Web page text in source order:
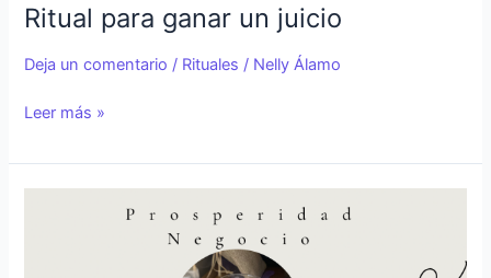
Ritual para ganar un juicio
Deja un comentario / Rituales / Nelly Álamo
Leer más »